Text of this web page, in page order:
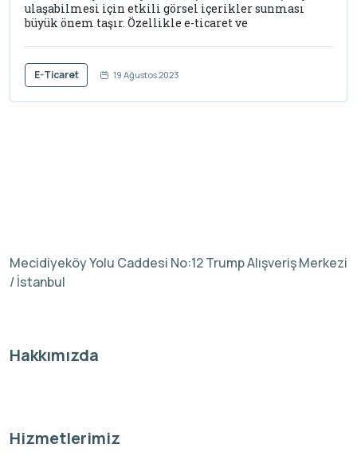
ulaşabilmesi için etkili görsel içerikler sunması
büyük önem taşır. Özellikle e-ticaret ve
E-Ticaret 19 Ağustos 2023
Mecidiyeköy Yolu Caddesi No:12 Trump Alışveriş Merkezi
/ İstanbul
Hakkımızda
Hizmetlerimiz